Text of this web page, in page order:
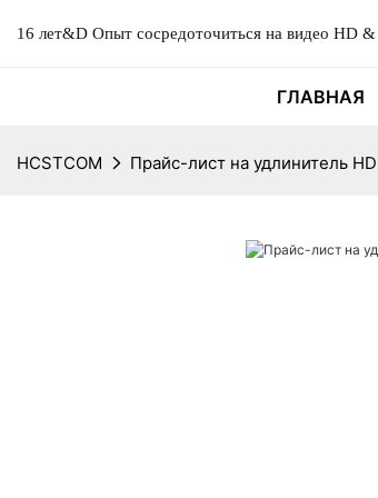
16 лет&D Опыт сосредоточиться на видео HD
ГЛАВНАЯ
HCSTCOM Прайс-лист на удлинитель